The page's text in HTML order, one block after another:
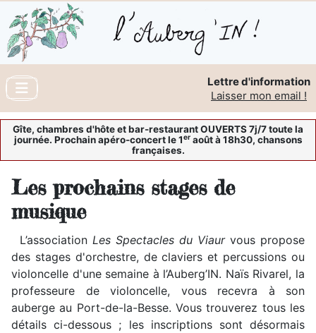
Lettre d'information
Laisser mon email !
Gîte, chambres d'hôte et bar-restaurant OUVERTS 7j/7 toute la
journée. Prochain apéro-concert le 1eraoût à 18h30, chansons
françaises.
Les prochains stages de
musique
L’association Les Spectacles du Viaurvous propose
des stages d'orchestre, de claviers et percussions ou
violoncelle d'une semaine à l’Auberg’IN. Naïs Rivarel, la
professeure de violoncelle, vous recevra à son
auberge au Port-de-la-Besse. Vous trouverez tous les
détails ci-dessous ; les inscriptions sont désormais